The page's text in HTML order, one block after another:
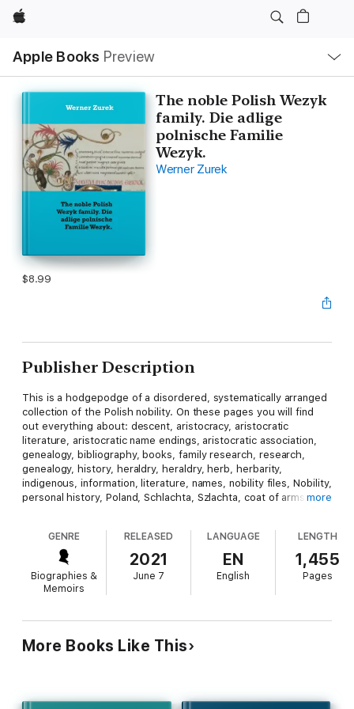
Apple
Apple Books Preview
Nav
Open
Menu
The noble Polish Wezyk
family. Die adlige
polnische Familie
Wezyk.
Werner Zurek
$8.99
Publisher Description
This is a hodgepodge of a disordered, systematically arranged
collection of the Polish nobility. On these pages you will find
out everything about: descent, aristocracy, aristocratic
literature, aristocratic name endings, aristocratic association,
genealogy, bibliography, books, family research, research,
genealogy, history, heraldry, heraldry, herb, herbarity,
indigenous, information, literature, names, nobility files, Nobility,
personal history, Poland, Schlachta, Szlachta, coat of arms,
veltemere, systematice ordinaretur collectio super principes
Poloniae, Gathering, veltimere, systemati cordinaretur collectio
super principes Poloniae, Rassemblement, veltimere,
ordinaretur systématique super collection Poloniae,
Translations in: English, German, French.
angelegten Sammlung des polnischen Adels. Auf diesen Seiten
erfahren Sie alles über: Abstammung, Adel, Adelsliteratur,
Genealogie, Geschichte, Heraldik, Heraldisch, herb, Herbarz,
more
GENRE
Biographies &
Memoirs
RELEASED
2021
June 7
LANGUAGE
EN
English
LENGTH
1,455
Pages
More Books Like This